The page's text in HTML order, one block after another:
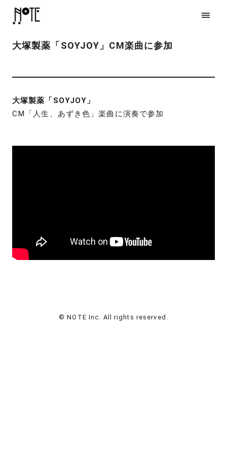
大塚製薬「SOYJOY」CM楽曲に参加
大塚製薬「SOYJOY」
CM「人生、あずき色」楽曲に演奏で参加
© NOTE Inc. All rights reserved.